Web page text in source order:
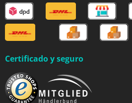
Certificado y seguro